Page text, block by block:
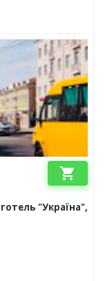
shopping_cart
"Україна",